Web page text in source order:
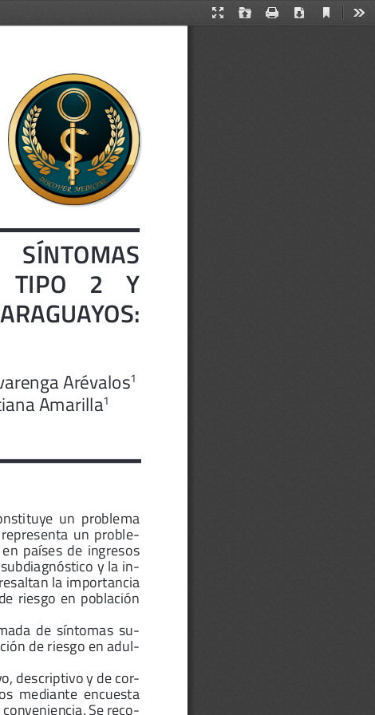
Presentation
Open Print Download
Current
SÍNTOMAS
TIPO    2    Y
Arévalos 1
Amarilla1
un  problema
un  proble-
países  de  ingresos
y la in-
la importancia
riesgo  en  población
de  síntomas  su
de riesgo en adul
descriptivo y de cor-
mediante  encuesta
Se reco-